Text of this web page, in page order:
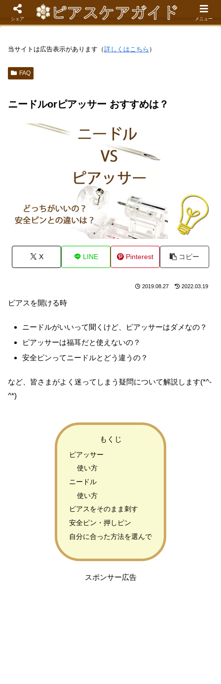
現役看護師が解説するピアスケア成功のコツ
当サイトは広告表示があります（詳しくはこちら ）
FAQ
ニードルorピアッサー おすすめは？
X LINE Pinterest コピー
2019.08.27 2022.03.19
ピアスを開ける時
ニードルがいいって聞くけど、ピアッサーはダメなの？
ピアッサーは福耳だと使えないの？
安全ピンってニードルとどう違うの？
など、皆さまがよく迷ってしまう疑問について解説します(*^-
^*)
もくじ
ピアッサー
使い方
ニードル
使い方
ピアスをそのまま刺す
安全ピン・押しピン
自分に合った方法を選んで
スポンサー広告
シェア メニュー